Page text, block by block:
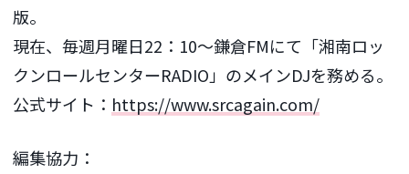
版。
現在、毎週月曜日22：10〜鎌倉FMにて「湘南ロッ
クンロールセンターRADIO」のメインDJを務める。
公式サイト： https://www.srcagain.com/
編集協力：